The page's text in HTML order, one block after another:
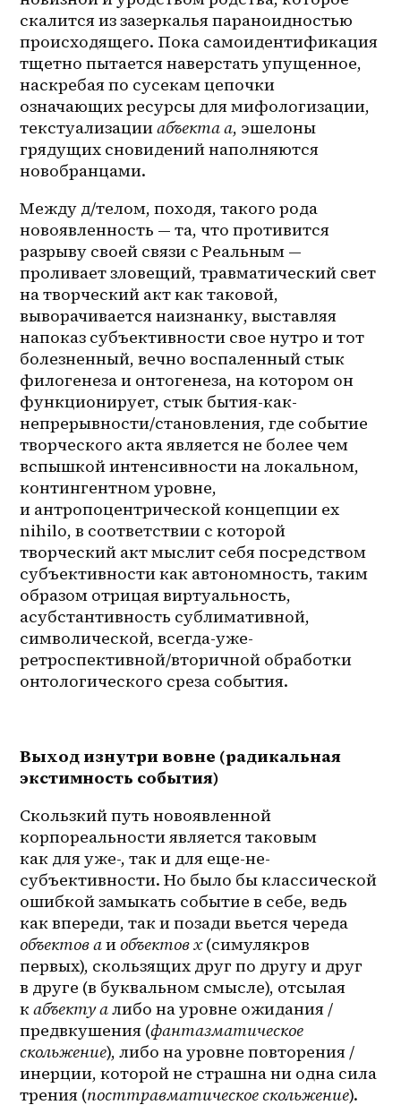
скалится из зазеркалья параноидностью
происходящего. Пока самоидентификация
тщетно пытается наверстать упущенное,
наскребая по сусекам цепочки
означающих ресурсы для мифологизации,
текстуализации абъекта а, эшелоны
грядущих сновидений наполняются
новобранцами.
Между д/телом, походя, такого рода
новоявленность — та, что противится
разрыву своей связи с Реальным —
проливает зловещий, травматический свет
на творческий акт как таковой,
выворачивается наизнанку, выставляя
напоказ субъективности свое нутро и тот
болезненный, вечно воспаленный стык
филогенеза и онтогенеза, на котором он
функционирует, стык бытия-как-
непрерывности/становления, где событие
творческого акта является не более чем
вспышкой интенсивности на локальном,
контингентном уровне,
и антропоцентрической концепции ex
nihilo, в соответствии с которой
творческий акт мыслит себя посредством
субъективности как автономность, таким
образом отрицая виртуальность,
асубстантивность сублимативной,
символической, всегда-уже-
ретроспективной/вторичной обработки
онтологического среза события.
Выход изнутри вовне (радикальная
экстимность события)
Скользкий путь новоявленной
корпореальности является таковым
как для уже-, так и для еще-не-
субъективности. Но было бы классической
ошибкой замыкать событие в себе, ведь
объектов а и объектов х (симулякров
первых), скользящих друг по другу и друг
в друге (в буквальном смысле), отсылая
к абъекту а либо на уровне ожидания /
предвкушения (фантазматическое
скольжение), либо на уровне повторения /
инерции, которой не страшна ни одна сила
трения (посттравматическое скольжение).